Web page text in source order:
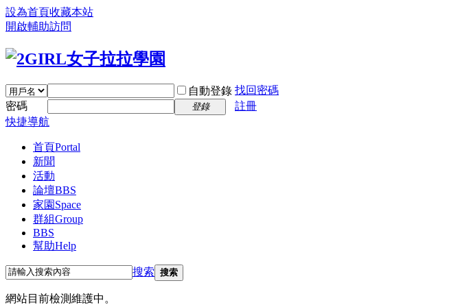
設為首頁收藏本站
開啟輔助訪問
自動登錄 找回密碼
密碼
登錄
註冊
快捷導航
首頁Portal
新聞
活動
論壇BBS
家園 Space
群組Group
BBS
幫助Help
搜索 搜索
網站目前檢測維護中。